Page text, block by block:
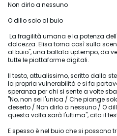
Non dirlo a nessuno
O dillo solo al buio
La fragilità umana e la potenza
dolcezza. Elisa torna così sulla
al buio", una ballata uptempo, da
tutte le piattaforme digitali.
Il testo, attualissimo, scritto dalla
la propria vulnerabilità e si fa
speranza per chi si sente a volte
"No, non sei l'unica / Che piange
deserto / Non dirlo a nessuno / O
questa volta sarà l'ultima", cita il
E spesso è nel buio che si possono